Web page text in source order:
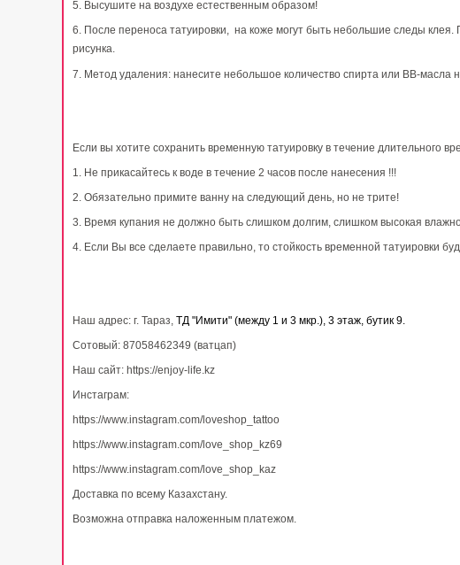
5. Высушите на воздухе естественным образом!
6. После переноса татуировки, на коже могут быть небольшие следы клея.
рисунка.
7. Метод удаления: нанесите небольшое количество спирта или BB-масла
Если вы хотите сохранить временную татуировку в течение длительного
1. Не прикасайтесь к воде в течение 2 часов после нанесения !!!
2. Обязательно примите ванну на следующий день, но не трите!
3. Время купания не должно быть слишком долгим, слишком высокая
4. Если Вы все сделаете правильно, то стойкость временной татуировки
Наш адрес: г. Тараз, ТД "Имити" (между 1 и 3 мкр.), 3 этаж, бутик 9.
Сотовый: 87058462349 (ватцап)
Наш сайт: https://enjoy-life.kz
Инстаграм:
https://www.instagram.com/loveshop_tattoo
https://www.instagram.com/love_shop_kz69
https://www.instagram.com/love_shop_kaz
Доставка по всему Казахстану.
Возможна отправка наложенным платежом.